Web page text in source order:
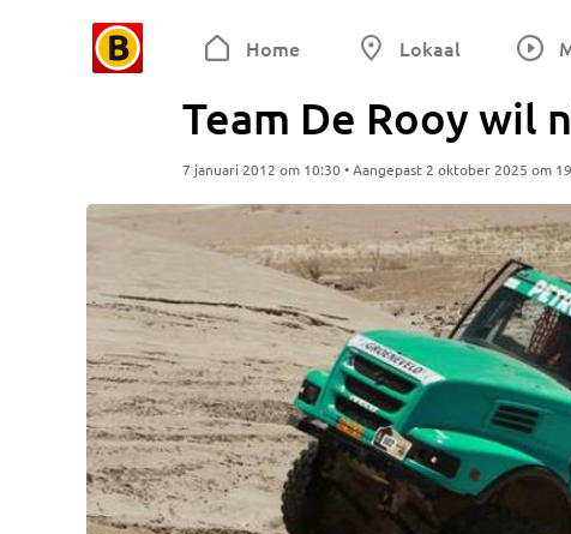
Home Lokaal
Team De Rooy wil
7 januari 2012 om 10:30 • Aangepast 2 oktober 2025 om